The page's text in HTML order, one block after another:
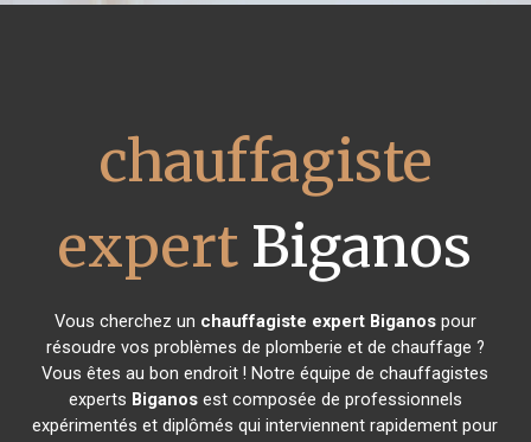
chauffagiste
expert Biganos
Vous cherchez un chauffagiste expert Biganospour
résoudre vos problèmes de plomberie et de chauffage ?
Vous êtes au bon endroit ! Notre équipe de chauffagistes
experts Biganosest composée de professionnels
expérimentés et diplômés qui interviennent rapidement pour